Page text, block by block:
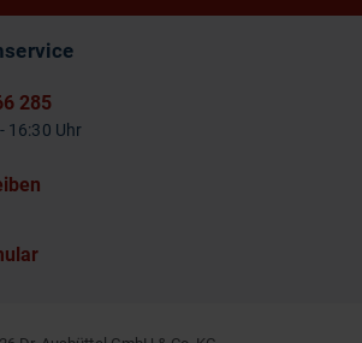
285
16:30 Uhr